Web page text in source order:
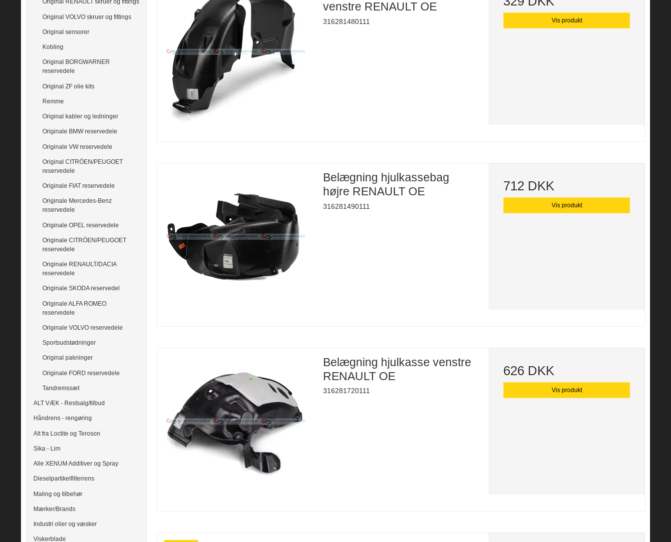
Original RENAULT skruer og fittings
Original VOLVO skruer og fittings
Original sensorer
Kobling
Original BORGWARNER
reservedele
Original ZF olie kits
Remme
Original kabler og ledninger
Originale BMW reservedele
Originale VW reservedele
Original CITRÖEN/PEUGOET
reservedele
Originale FIAT reservedele
Originale Mercedes-Benz
reservedele
Originale OPEL reservedele
Originale CITRÖEN/PEUGOET
reservedele
Originale RENAULT/DACIA
reservedele
Originale SKODA reservedel
Originale ALFA ROMEO
reservedele
Originale VOLVO reservedele
Sportsudstødninger
Original pakninger
Originale FORD reservedele
Tandremssæt
ALT VÆK - Restsalg/tilbud
Håndrens - rengøring
Alt fra Loctite og Teroson
Sika - Lim
Alle XENUM Additiver og Spray
Dieselpartikelfilterrens
Maling og tilbehør
Mærker/Brands
Industri olier og væsker
Viskerblade
venstre RENAULT OE
316281480111 Vis produkt
Belægning hjulkassebag
højre RENAULT OE
316281490111
712 DKK
Vis produkt
Belægning hjulkasse venstre
RENAULT OE
316281720111
626 DKK
Vis produkt